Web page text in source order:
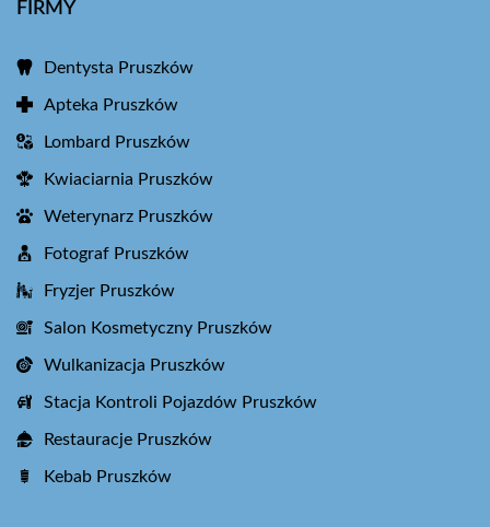
FIRMY
Dentysta Pruszków
Apteka Pruszków
Lombard Pruszków
Kwiaciarnia Pruszków
Weterynarz Pruszków
Fotograf Pruszków
Fryzjer Pruszków
Salon Kosmetyczny Pruszków
Wulkanizacja Pruszków
Stacja Kontroli Pojazdów Pruszków
Restauracje Pruszków
Kebab Pruszków